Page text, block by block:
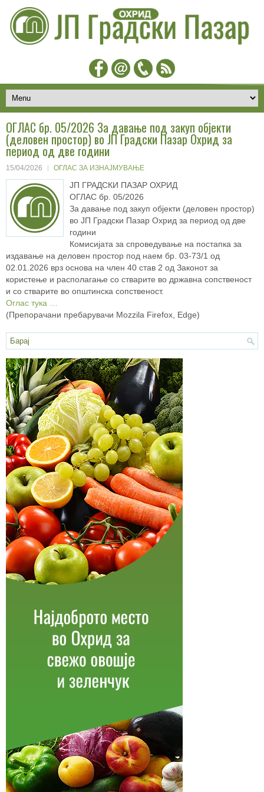
ОГЛАС бр. 05/2026 За давање под закуп објекти
(деловен простор) во ЈП Градски Пазар Охрид за
период од две години
15/04/2026 ОГЛАС ЗА ИЗНАЈМУВАЊЕ
ЈП ГРАДСКИ ПАЗАР ОХРИД
ОГЛАС бр. 05/2026
За давање под закуп објекти (деловен простор)
во ЈП Градски Пазар Охрид за период од две
години
Комисијата за спроведување на постапка за
издавање на деловен простор под наем бр. 03-73/1 од
02.01.2026 врз основа на член 40 став 2 од Законот за
користење и располагање со стварите во државна сопственост
и со стварите во општинска сопственост.
Оглас тука …
(Препорачани пребарувачи Mozzila Firefox, Edge)